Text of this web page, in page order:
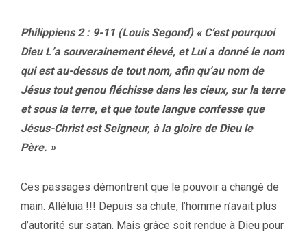
Philippiens 2 : 9-11 (Louis Segond) « C’est pourquoi
Dieu L’a souverainement élevé, et Lui a donné le nom
qui est au-dessus de tout nom, afin qu’au nom de
Jésus tout genou fléchisse dans les cieux, sur la terre
et sous la terre, et que toute langue confesse que
Jésus-Christ est Seigneur, à la gloire de Dieu le
Père. »
Ces passages démontrent que le pouvoir a changé de
main. Alléluia !!! Depuis sa chute, l’homme n’avait plus
d’autorité sur satan. Mais grâce soit rendue à Dieu pour